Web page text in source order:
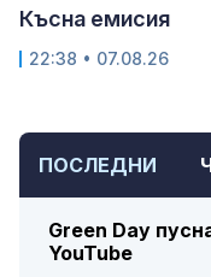
ПОСЛЕДНИ
Green Day
YouTube
Късна емисия
22:38 • 07.08.26